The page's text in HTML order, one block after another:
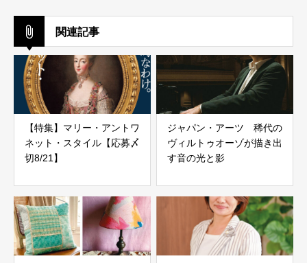
関連記事
【特集】マリー・アントワ
ネット・スタイル【応募〆
切8/21】
ジャパン・アーツ 稀代の
ヴィルトゥオーゾが描き出
す音の光と影